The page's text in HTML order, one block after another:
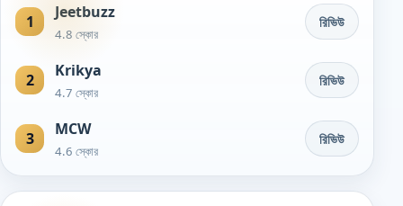
1 Jeetbuzz
4.8 স্কোর
রিভিউ
2 Krikya
4.7 স্কোর
রিভিউ
3 MCW
4.6 স্কোর
রিভিউ